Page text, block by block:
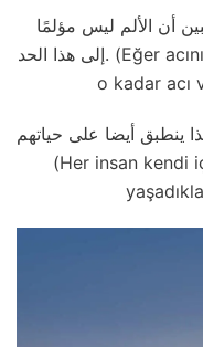
إلى هذا الحد. (Eğer acının yeterince dışına çıkılırsa, acının
o kadar acı
أيضا على حياتهم.
(Her insan kendi